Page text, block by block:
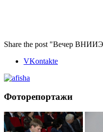
Share the post "Вечер
VKontakte
Фоторепортажи